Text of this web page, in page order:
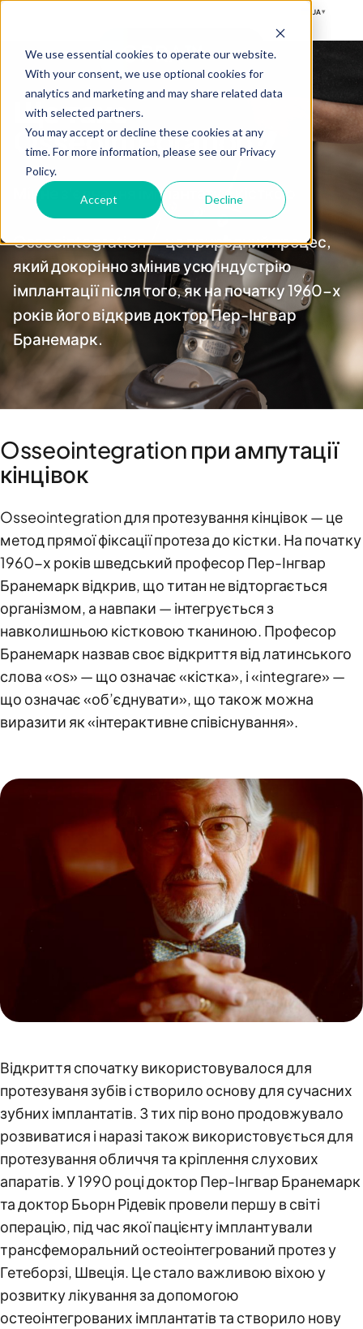
We use essential cookies to operate our website.
With your consent, we use optional cookies for
analytics and marketing and may share related data
with selected partners.
You may accept or decline these cookies at any
time. For more information, please see our Privacy
Policy.
Accept Decline
UA▾
OPRA™
Що таке
Osseointegration?
Міцне з'єднання імплантату з кісткою
Osseointegration — це природний процес,
який докорінно змінив усю індустрію
імплантації після того, як на початку 1960-х
років його відкрив доктор Пер-Інгвар
Бранемарк.
Osseointegration при ампутації
кінцівок
Osseointegration для протезування кінцівок — це
метод прямої фіксації протеза до кістки. На початку
1960-х років шведський професор Пер-Інгвар
Бранемарк відкрив, що титан не відторгається
організмом, а навпаки — інтегрується з
навколишньою кістковою тканиною. Професор
Бранемарк назвав своє відкриття від латинського
слова «os» — що означає «кістка», і «integrare» —
що означає «об’єднувати», що також можна
виразити як «інтерактивне співіснування».
Відкриття спочатку використовувалося для
протезуваня зубів і створило основу для сучасних
зубних імплантатів. З тих пір воно продовжувало
розвиватися і наразі також використовується для
протезування обличчя та кріплення слухових
апаратів. У 1990 році доктор Пер-Інгвар Бранемарк
та доктор Бьорн Рідевік провели першу в світі
операцію, під час якої пацієнту імплантували
трансфеморальний остеоінтегрований протез у
Гетеборзі, Швеція. Це стало важливою віхою у
розвитку лікування за допомогою
остеоінтегрованих імплантатів та створило нову